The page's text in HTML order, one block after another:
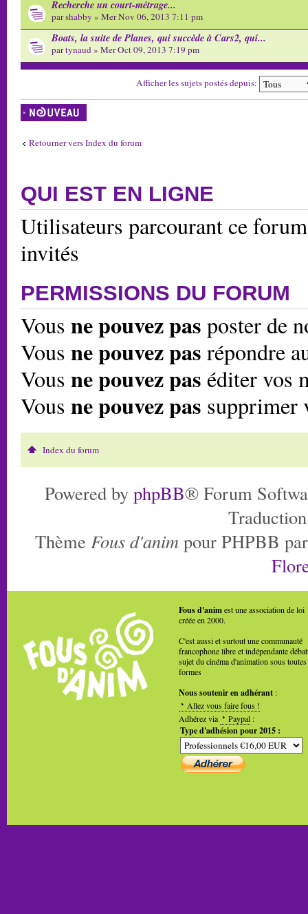
Recherche un court-métrage...
parshabby » Mer Nov 06, 2013 7:11 pm
Boats, la suite de Planes, qui succède à Cars2, qui...
partynaud» Mer Oct 09, 2013 7:19 pm
Afficher les sujets postés depuis:
Écrire un nouveau
sujet
Retourner vers Index du forum
QUI EST EN LIGNE
Utilisateurs parcourant ce
invités
PERMISSIONS DU FORUM
Vous ne pouvez pas poster de
Vous ne pouvez pas répondre
Vous ne pouvez pas éditer vos
Vous ne pouvez pas supprimer
Index du forum
Powered by phpBB® Forum
Thème Fous d'anim pour PHPBB
Fous d'animest une association de loi
créée en 2000.
C'est aussi et surtout une communauté
francophone libre et indépendante
sujet du cinéma d'animation sous toutes
formes
Nous soutenir en adhérant :
Allez vous faire fous !
Adhérez via
Paypal :
Type d'adhésion pour 2015 :